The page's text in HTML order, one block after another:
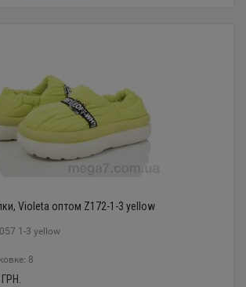
Violeta оптом Z172-1-3 yellow
1-3 yellow
8
ГРН.